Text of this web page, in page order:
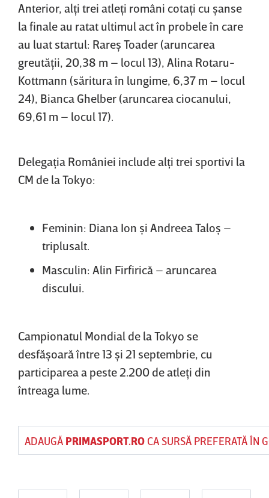
Anterior, alţi trei atleţi români cotaţi cu şanse
la finale au ratat ultimul act în probele în care
au luat startul: Rareş Toader (aruncarea
greutăţii, 20,38 m – locul 13), Alina Rotaru-
Kottmann (săritura în lungime, 6,37 m – locul
24), Bianca Ghelber (aruncarea ciocanului,
69,61 m – locul 17).
Delegaţia României include alţi trei sportivi la
CM de la Tokyo:
Feminin: Diana Ion şi Andreea Taloş –
triplusalt.
Masculin: Alin Firfirică – aruncarea
discului.
Campionatul Mondial de la Tokyo se
desfăşoară între 13 şi 21 septembrie, cu
participarea a peste 2.200 de atleţi din
întreaga lume.
ADAUGĂ PRIMASPORT.ROCA SURSĂ PREFERATĂ ÎN